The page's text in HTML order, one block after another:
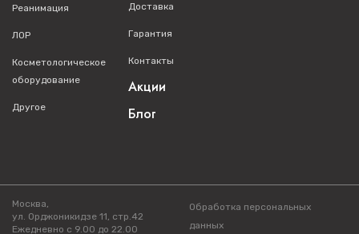
Реанимация
ЛОР
Косметологическое
оборудование
Другое
Доставка
Гарантия
Контакты
Акции
Блог
Москва,
ул. Орджоникидзе 11, стр.42
Ежедневно с 9.00 до 22.00
Обработка персональных
данных